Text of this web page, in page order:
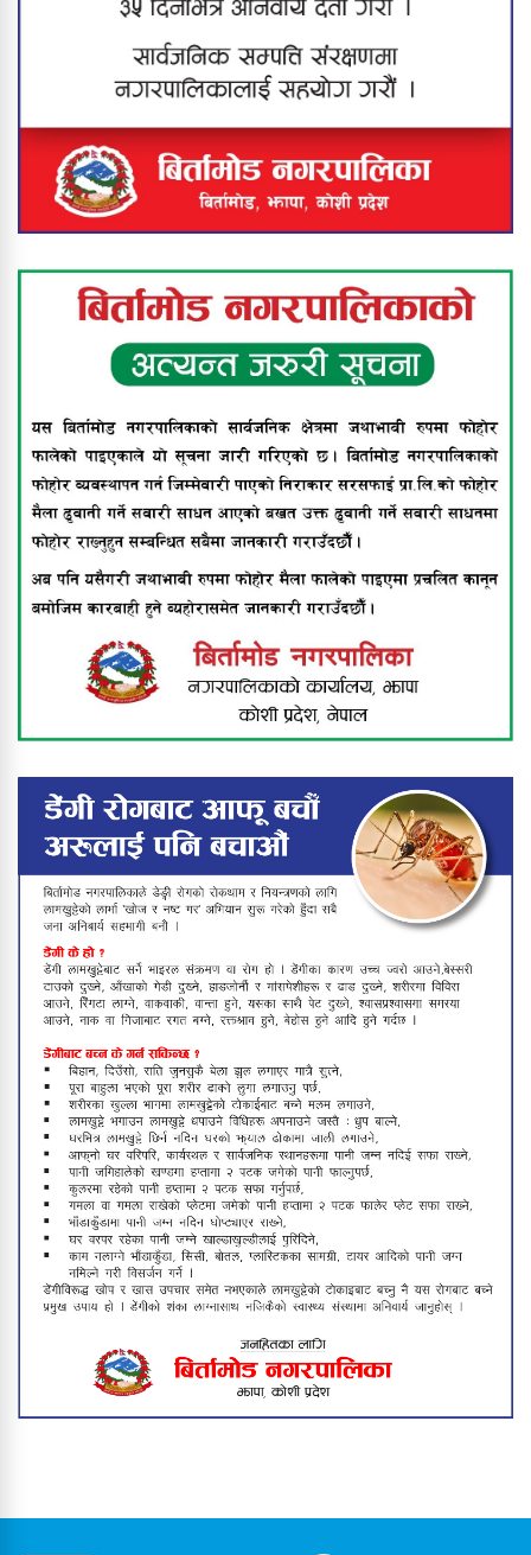
बंगलादेशी नागरिक पक्राउ
यस वर्षको ‘श्रीप्रसाद ओली स्मृति
राष्ट्रिय÷अन्तर्राष्ट्रिय प्रज्ञान पुरस्कार’ प्रा. डा.
सुरेशराज शर्मा र राष्ट्रिय आविष्कार केन्द्रलाई
श्रीमानले खुकुरी प्रहार गर्दा श्रीमती गम्भीर
घाइते
नेपालमै पहिलोपटक बिर्तामोडमा दुवै घुँडाको
सफल शल्यक्रिया, स्पाइनल एक्स
हस्पिटलको दुर्लभ उपलब्धि
बिर्तामोड नगरपालिकाद्वारा अपाङ्गता भएका
व्यक्तिहरूलाई सहायक सामग्री वितरण
झापामा भीषण हावाहुरीको कहर : घर उडाए,
उद्योग तहसनहस, बिजुली पोल ढले,
फिल्मको हिरोझैँ देखिने पालिका अध्यक्ष
बाबुराम खड्काको फुटबल मोह
उपाधि चुम्न सफल वडा नं ३
बिर्तामोडमा राष्ट्रिय पोषण लेखाजोखा
कार्यक्रम भोलिसम्म सञ्चालन हुने
विपक्षी सांसदले संसद्‌मै मागे प्रधानमन्त्रीको
राजीनामा
बिर्तामोड नगरपालिकाले थाल्यो सडक
विस्तार अभियान